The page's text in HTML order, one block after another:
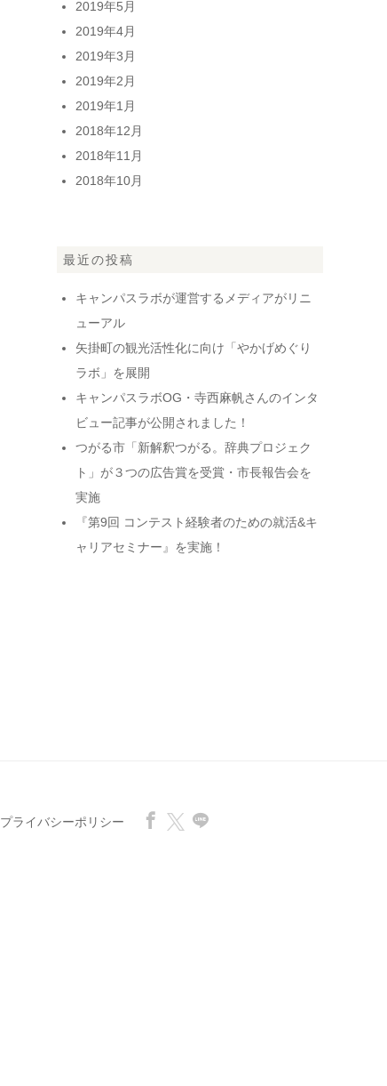
2019年5月
2019年4月
2019年3月
2019年2月
2019年1月
2018年12月
2018年11月
2018年10月
最近の投稿
キャンパスラボが運営するメディアがリニ
ューアル
矢掛町の観光活性化に向け「やかげめぐり
ラボ」を展開
キャンパスラボOG・寺西麻帆さんのインタ
ビュー記事が公開されました！
つがる市「新解釈つがる。辞典プロジェク
ト」が３つの広告賞を受賞・市長報告会を
実施
『第9回 コンテスト経験者のための就活&キ
ャリアセミナー』を実施！
プライバシーポリシー